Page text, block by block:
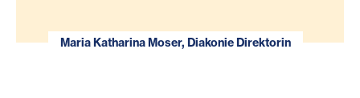
Maria Katharina Moser, Diakonie Direktorin